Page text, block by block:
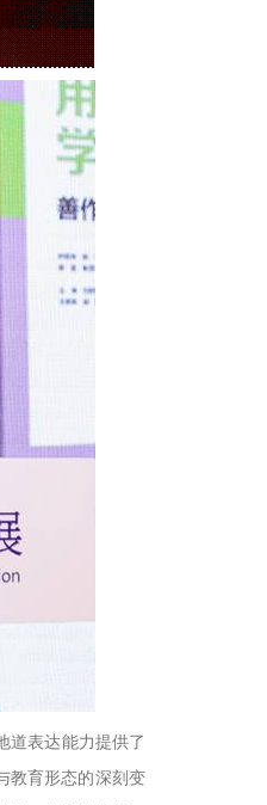
道表达能力提供了
教育形态的深刻变